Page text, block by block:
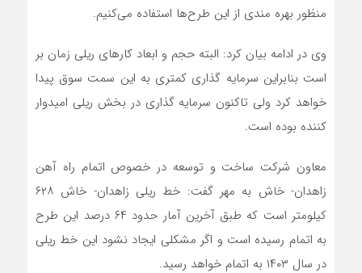
منظور بهره مندی از این طرح‌ها استفاده می‌کنیم.
وی در ادامه بیان کرد: البته حجم و ابعاد کارهای ریلی زمان بر
است بنابراین سرمایه گذاری کمتری به این سمت سوق پیدا
خواهد کرد ولی تاکنون سرمایه گذاری در بخش ریلی امیدوار
کننده بوده است.
معاون شرکت ساخت و توسعه در خصوص اتمام راه آهن
زاهدان- خاش به مهر گفت: خط ریلی زاهدان- خاش ۶۲۸
کیلومتر است که طبق آخرین آمار حدود ۶۴ درصد این طرح
به اتمام رسیده است و اگر مشکلی ایجاد نشود این خط ریلی
در سال ۱۴۰۳ به اتمام خواهد رسید.